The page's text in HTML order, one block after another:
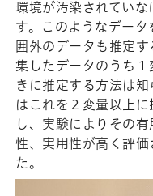
環境が汚染されていな
す。このようなデー
囲外のデータも推定
集したデータのうち
きに推定する方法は
はこれを２変量以上
し、実験によりその
性、実用性が高く評
た。